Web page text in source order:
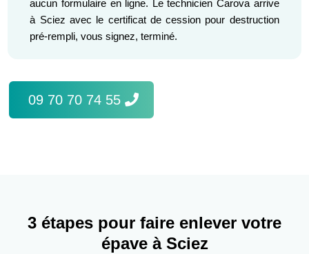
aucun formulaire en ligne. Le technicien Carova arrive
à Sciez avec le certificat de cession pour destruction
pré-rempli, vous signez, terminé.
09 70 70 74 55
3 étapes pour faire enlever votre
épave à Sciez